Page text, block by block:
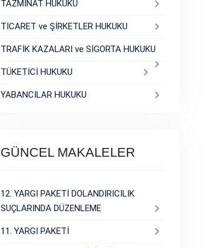
TAZMİNAT HUKUKU
TİCARET ve ŞİRKETLER HUKUKU
TRAFİK KAZALARI ve SİGORTA HUKUKU
TÜKETİCİ HUKUKU
YABANCILAR HUKUKU
GÜNCEL MAKALELER
12. YARGI PAKETİ DOLANDIRICILIK
SUÇLARINDA DÜZENLEME
11. YARGI PAKETİ